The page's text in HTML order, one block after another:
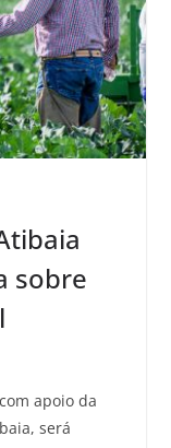
sobre
apoio da
será